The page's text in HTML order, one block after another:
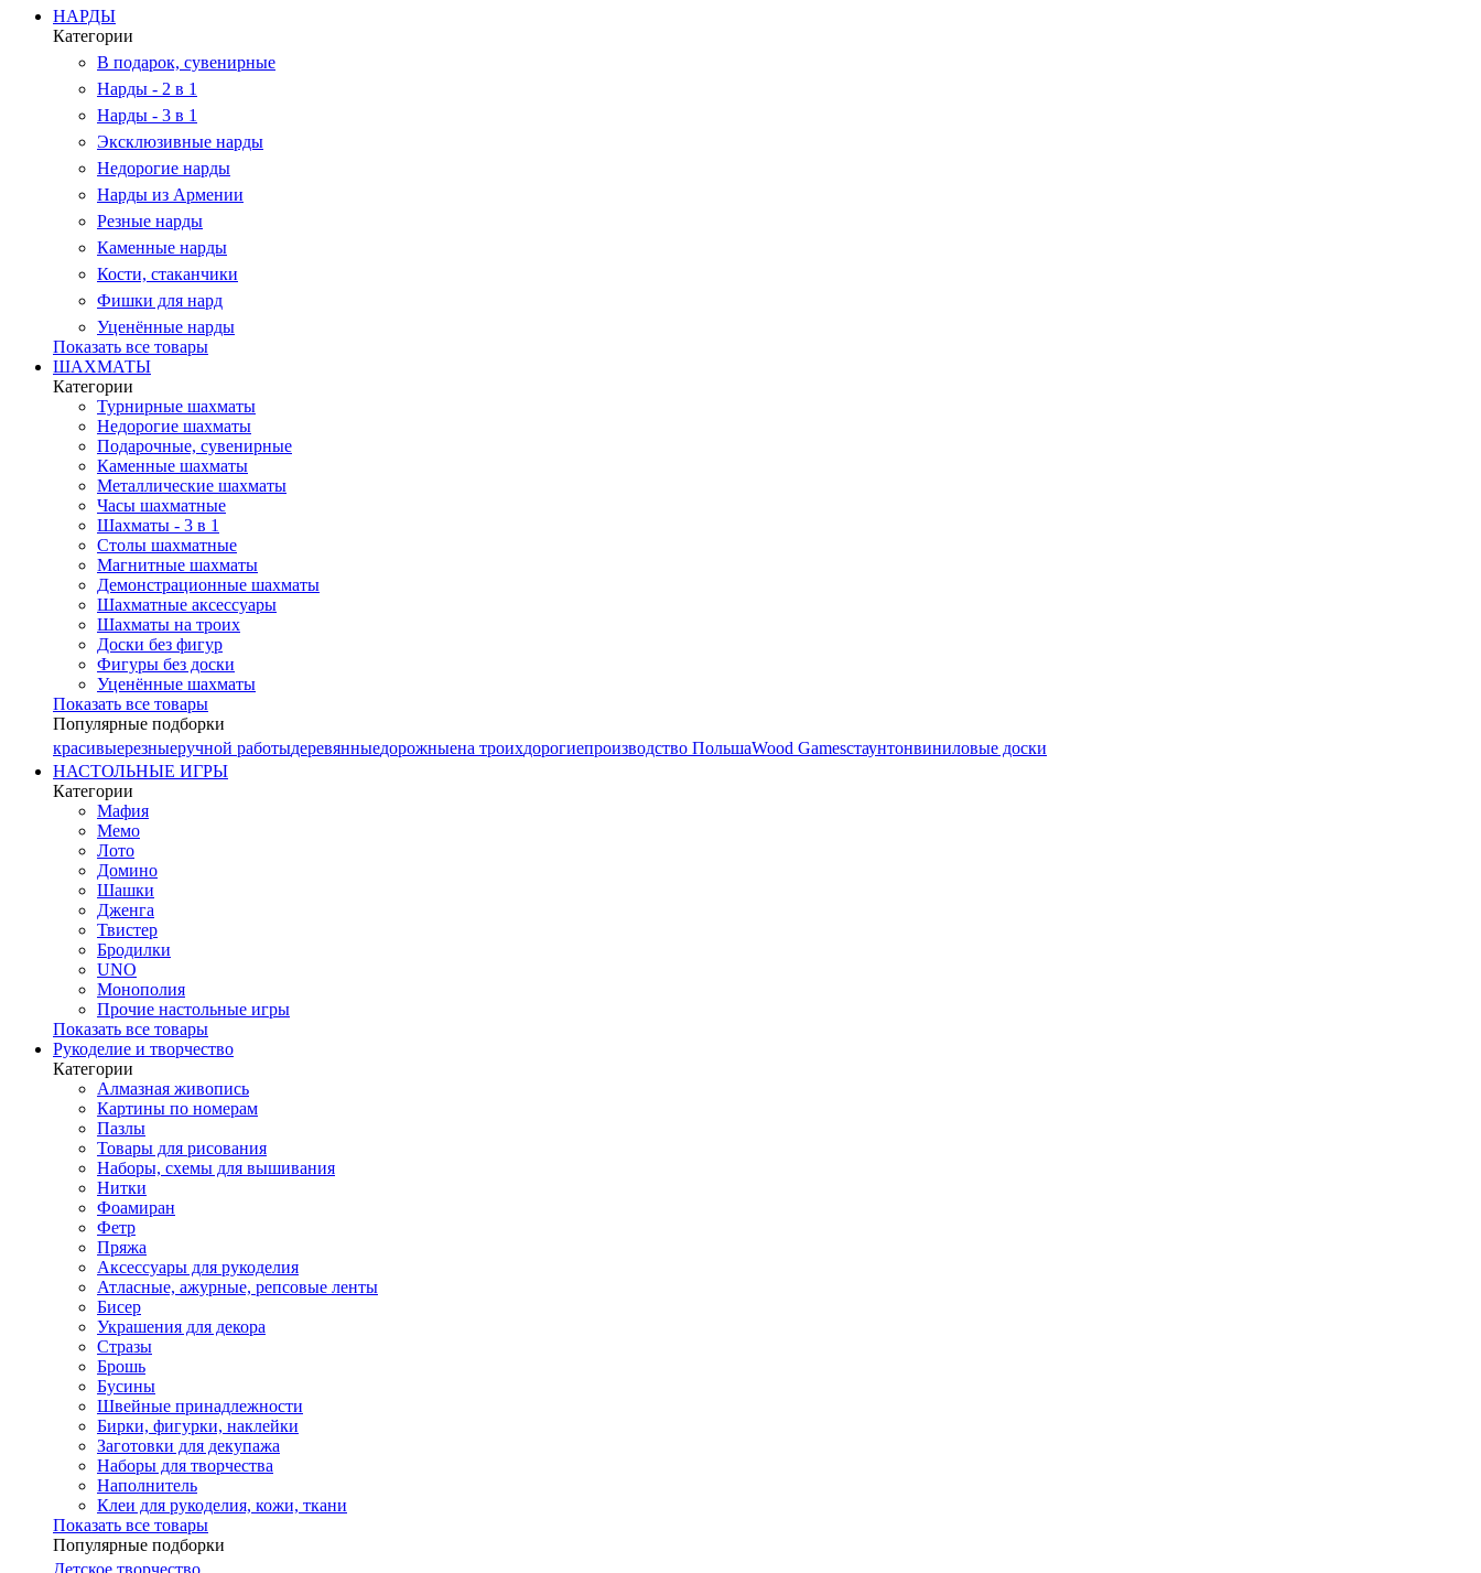
НАРДЫ
Категории
В подарок, сувенирные
Нарды - 2 в 1
Нарды - 3 в 1
Эксклюзивные нарды
Недорогие нарды
Нарды из Армении
Резные нарды
Каменные нарды
Кости, стаканчики
Фишки для нард
Уценённые нарды
Показать все товары
ШАХМАТЫ
Категории
Турнирные шахматы
Недорогие шахматы
Подарочные, сувенирные
Каменные шахматы
Металлические шахматы
Часы шахматные
Шахматы - 3 в 1
Столы шахматные
Магнитные шахматы
Демонстрационные шахматы
Шахматные аксессуары
Шахматы на троих
Доски без фигур
Фигуры без доски
Уценённые шахматы
Показать все товары
Популярные подборки
красивыерезныеручной работыдеревянныедорожныена троихдорогиепроизводство ПольшаWood Gamesстаунтонвиниловые доски
НАСТОЛЬНЫЕ ИГРЫ
Категории
Мафия
Мемо
Лото
Домино
Шашки
Дженга
Твистер
Бродилки
UNO
Монополия
Прочие настольные игры
Показать все товары
Рукоделие и творчество
Категории
Алмазная живопись
Картины по номерам
Пазлы
Товары для рисования
Наборы, схемы для вышивания
Нитки
Фоамиран
Фетр
Пряжа
Аксессуары для рукоделия
Атласные, ажурные, репсовые ленты
Бисер
Украшения для декора
Стразы
Брошь
Бусины
Швейные принадлежности
Бирки, фигурки, наклейки
Заготовки для декупажа
Наборы для творчества
Наполнитель
Клеи для рукоделия, кожи, ткани
Показать все товары
Популярные подборки
Детское творчество